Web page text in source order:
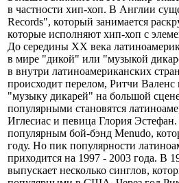
в частности хип-хоп. В Англии
Records", который занимается
которые исполняют хип-хоп с
До середины ХХ века
в мире "дикой" или "музыкой
в внутри латиноамериканских
происходит перелом, Ритчи Валенс
"музыку дикарей" на большой
популярными становятся
Иглесиас и певица Глория
популярным бой-бэнд Menudo,
году. Но пик популярности
приходится на 1997 - 2003 года. В
выпускает несколько синглов,